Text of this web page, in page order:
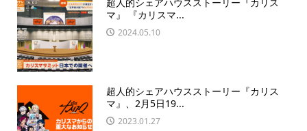
マ』 『カリスマ...
2024.05.10
超人的シェアハウスストーリー『カリス
マ』、2月5日19...
2023.01.27